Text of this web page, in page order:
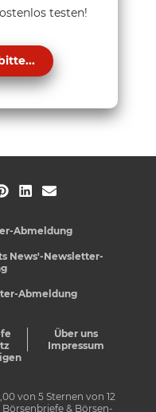
testen!
Abmeldung
News'-Newsletter-
Abmeldung
Über uns
Impressum
von 5Sternen von 12
| Börsenbriefe & Börsen-